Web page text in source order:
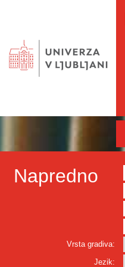
Napredno
Vrsta gradiva:
Jezik: